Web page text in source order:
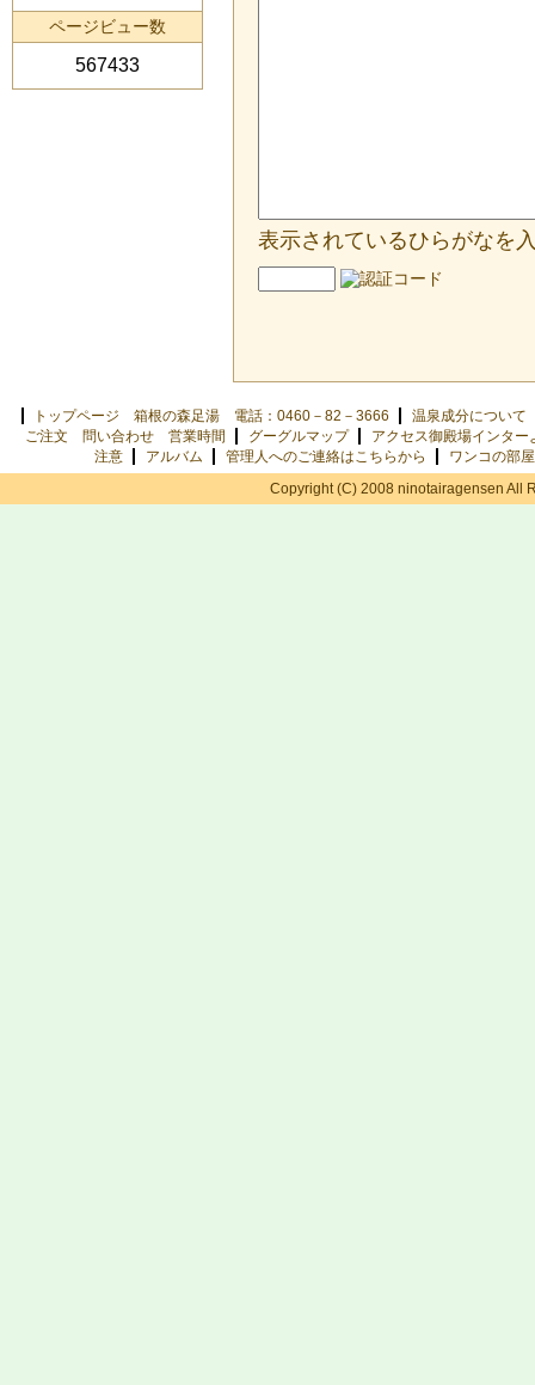
表示されているひらがなを
ページビュー数
567433
トップページ 箱根の森足湯 電話：0460－82－3666
温泉成分について
ご注文 問い合わせ 営業時間
グーグルマップ
アクセス御殿場インター
注意
アルバム 管理人へのご連絡はこちらから
ワンコの部屋
Copyright (C) 2008 ninotairagensen All